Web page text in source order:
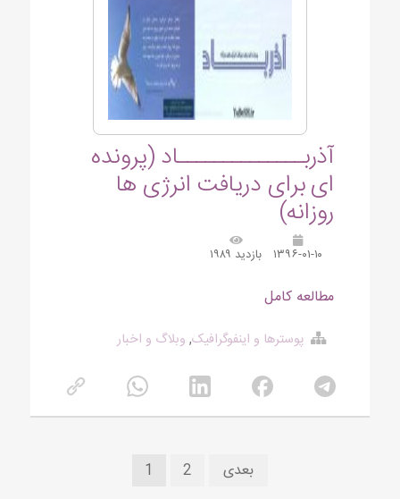
آذربــــــــــــــاد (پرونده
ای برای دریافت انرژی ها
روزانه)
۱۳۹۶-۰۱-۱۰ بازدید ۱۹۸۹
مطالعه کامل
پوسترها و اینفوگرافیک, وبلاگ و اخبار
1 2 بعدی